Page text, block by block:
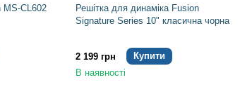
MS-CL602
Решітка для динаміка Fusion
Signature Series 10" класична чорна
2 199 грн
Купити
В наявності